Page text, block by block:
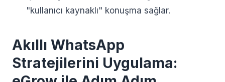
"kullanıcı kaynaklı" konuşma sağlar.
Akıllı WhatsApp
Stratejilerini Uygulama: